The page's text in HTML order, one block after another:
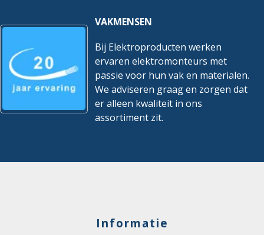
VAKMENSEN
Bij Elektroproducten werken
ervaren elektromonteurs met
passie voor hun vak en materialen.
We adviseren graag en zorgen dat
er alleen kwaliteit in ons
assortiment zit.
Informatie